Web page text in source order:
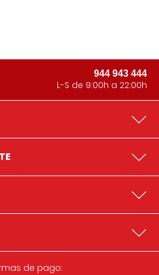
944 943 444
L-S de 9:00h a 22:00h
de pago: